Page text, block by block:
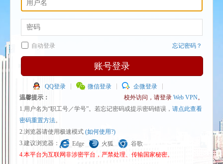
自动登录 忘记密码？
账号登录
QQ登录 微信登录
企微登录
温馨提示：
校外访问，请登录 Web VPN。
1.用户名为“职工号／学号”。若忘记密码或提示密码错误， 请点此查看
密码重置方法。
2.浏览器请使用极速模式 (如何使用?)
3.建议浏览器：
Edge 火狐
谷歌
4.本平台为互联网非涉密平台，严禁处理、传输国家秘密。